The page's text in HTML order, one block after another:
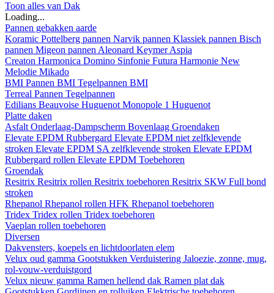
Toon alles van Dak
Loading...
Pannen gebakken aarde
Koramic Pottelberg pannen Narvik pannen Klassiek pannen Bisch
pannen Migeon pannen Aleonard KeymerAspia
Creaton Harmonica Domino Sinfonie Futura Harmonie New
Melodie Mikado
BMI Pannen BMI Tegelpannen BMI
Terreal Pannen Tegelpannen
Edilians Beauvoise Huguenot Monopole 1 Huguenot
Platte daken
Asfalt Onderlaag-Dampscherm Bovenlaag Groendaken
Elevate EPDM Rubbergard Elevate EPDM niet zelfklevende
stroken Elevate EPDM SA zelfklevende stroken Elevate EPDM
Rubbergard rollen Elevate EPDM Toebehoren
Groendak
Resitrix Resitrix rollen Resitrix toebehoren Resitrix SKW Full bond
stroken
Rhepanol Rhepanol rollen HFK Rhepanol toebehoren
Tridex Tridex rollen Tridex toebehoren
Vaeplan rollen toebehoren
Diversen
Dakvensters, koepels en lichtdoorlaten elem
Velux oud gamma Gootstukken Verduistering Jaloezie, zonne, mug,
rol-vouw-verduistgord
Velux nieuw gamma Ramen hellend dak Ramen plat dak